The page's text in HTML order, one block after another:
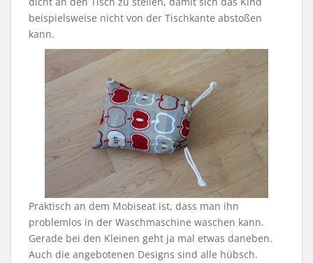
beispielsweise nicht von der Tischkante abstoßen
kann.
Praktisch an dem Mobiseat ist, dass man ihn
problemlos in der Waschmaschine waschen kann.
Gerade bei den Kleinen geht ja mal etwas daneben.
Auch die angebotenen Designs sind alle hübsch.